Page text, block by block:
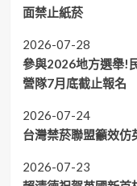
面禁止紙菸
2026-07-28
參與2026地方選舉!
營隊7月底截止報名
2026-07-24
台灣禁菸聯盟籲效
2026-07-23